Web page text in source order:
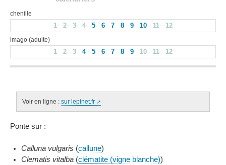
chenille
1 2 3 4 5 6 7 8 9 10 11 12
imago (adulte)
1 2 3 4 5 6 7 8 9 10 11 12
Voir en ligne : sur lepinet.fr
Ponte sur :
Calluna vulgaris (callune)
Clematis vitalba(clématite (vigne blanche))